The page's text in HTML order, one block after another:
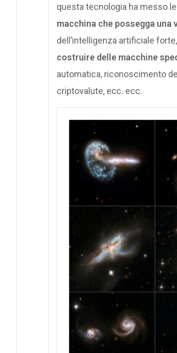
questa tecnologia ha messo
macchina che possegga una
dell’intelligenza artificiale
costruire delle macchine
automatica, riconoscimento
criptovalute, ecc. ecc.